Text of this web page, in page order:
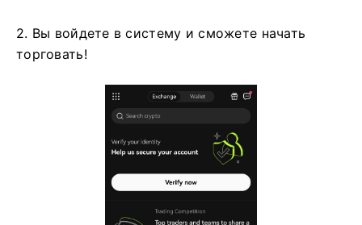
2. Вы войдете в систему и сможете начать
торговать!